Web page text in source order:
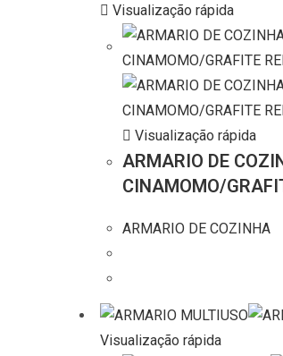
Visualização rápida
Visualização rápida
ARMARIO DE
CINAMOMO/
ARMARIO DE COZINHA
Visualização rápida